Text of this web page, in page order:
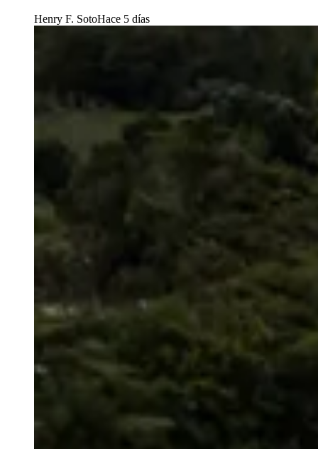
Henry F. SotoHace 5 días